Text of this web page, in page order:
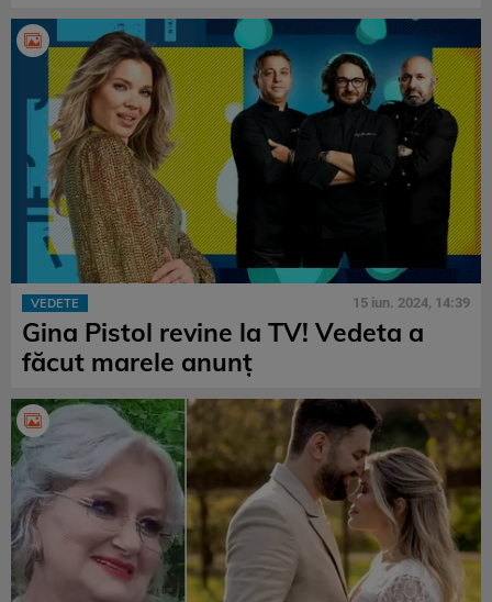
VEDETE 15 iun. 2024, 14:39
Gina Pistol revine la TV! Vedeta a
făcut marele anunț